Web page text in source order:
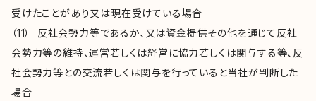
受けたことがあり又は現在受けている場合
（11） 反社会勢力等であるか、又は資金提供その他を通じて反社
会勢力等の維持、運営若しくは経営に協力若しくは関与する等、反
社会勢力等との交流若しくは関与を行っていると当社が判断した
場合